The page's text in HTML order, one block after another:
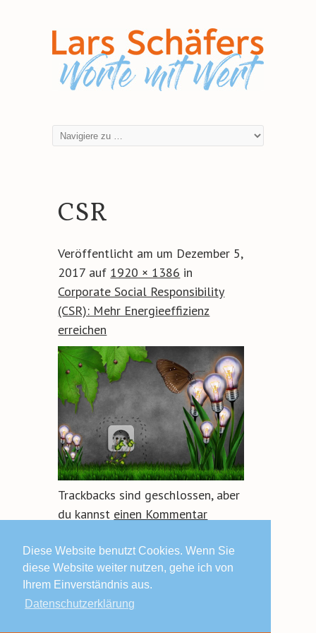
Diese Website benutzt Cookies. Wenn Sie
diese Website weiter nutzen, gehe ich von
Ihrem Einverständnis aus.
Datenschutzerklärung
CSR
Veröffentlicht am um Dezember 5,
2017 auf 1920 × 1386 in
Corporate Social Responsibility
(CSR): Mehr Energieeffizienz
erreichen
Trackbacks sind geschlossen, aber
du kannst einen Kommentar